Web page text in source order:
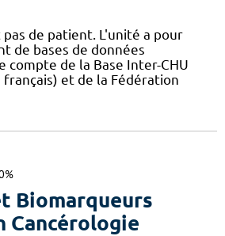
de patient. L'unité a pour
de bases de données
compte de la Base Inter-CHU
français) et de la Fédération
Biomarqueurs
Cancérologie